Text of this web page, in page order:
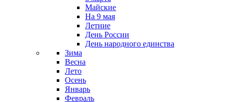
Майские
На 9 мая
Летние
День России
День народного единства
Зима
Весна
Лето
Осень
Январь
Февраль